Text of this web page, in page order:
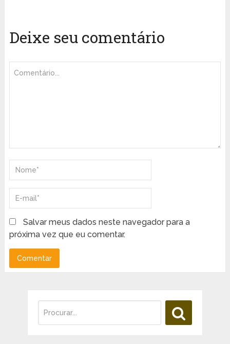
Deixe seu comentário
Salvar meus dados neste navegador para a
próxima vez que eu comentar.